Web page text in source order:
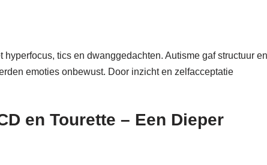
hyperfocus, tics en dwanggedachten. Autisme gaf structuur en
emoties onbewust. Door inzicht en zelfacceptatie
en Tourette – Een Dieper